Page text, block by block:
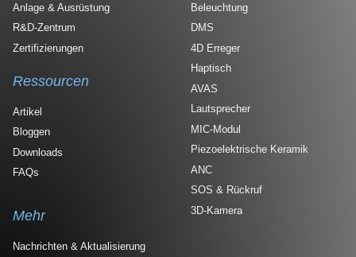
Anlage & Ausrüstung
R&D-Zentrum
Zertifizierungen
Beleuchtung
DMS
4D Erreger
Haptisch
AVAS
Lautsprecher
MIC-Modul
Piezoelektrische Keramik
ANC
SOS & Rückruf
3D-Kamera
Ressourcen
Artikel
Bloggen
Downloads
FAQs
Mehr
Nachrichten & Aktualisierung